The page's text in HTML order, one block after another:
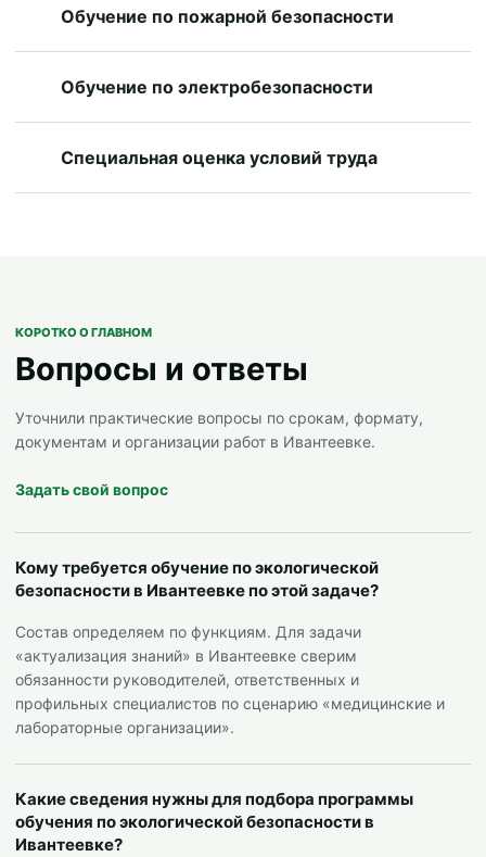
Обучение по пожарной безопасности
Обучение по электробезопасности
Специальная оценка условий труда
КОРОТКО О ГЛАВНОМ
Вопросы и ответы
Уточнили практические вопросы по срокам, формату,
документам и организации работ в Ивантеевке.
Задать свой вопрос
Кому требуется обучение по экологической
безопасности в Ивантеевке по этой задаче?
Состав определяем по функциям. Для задачи
«актуализация знаний» в Ивантеевке сверим
обязанности руководителей, ответственных и
профильных специалистов по сценарию «медицинские и
лабораторные организации».
Какие сведения нужны для подбора программы
обучения по экологической безопасности в
Ивантеевке?